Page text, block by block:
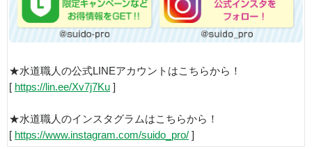
★水道職人の公式LINEアカウントはこちらから！
[ https://lin.ee/Xv7j7Ku ]
★水道職人のインスタグラムはこちらから！
[ https://www.instagram.com/suido_pro/ ]